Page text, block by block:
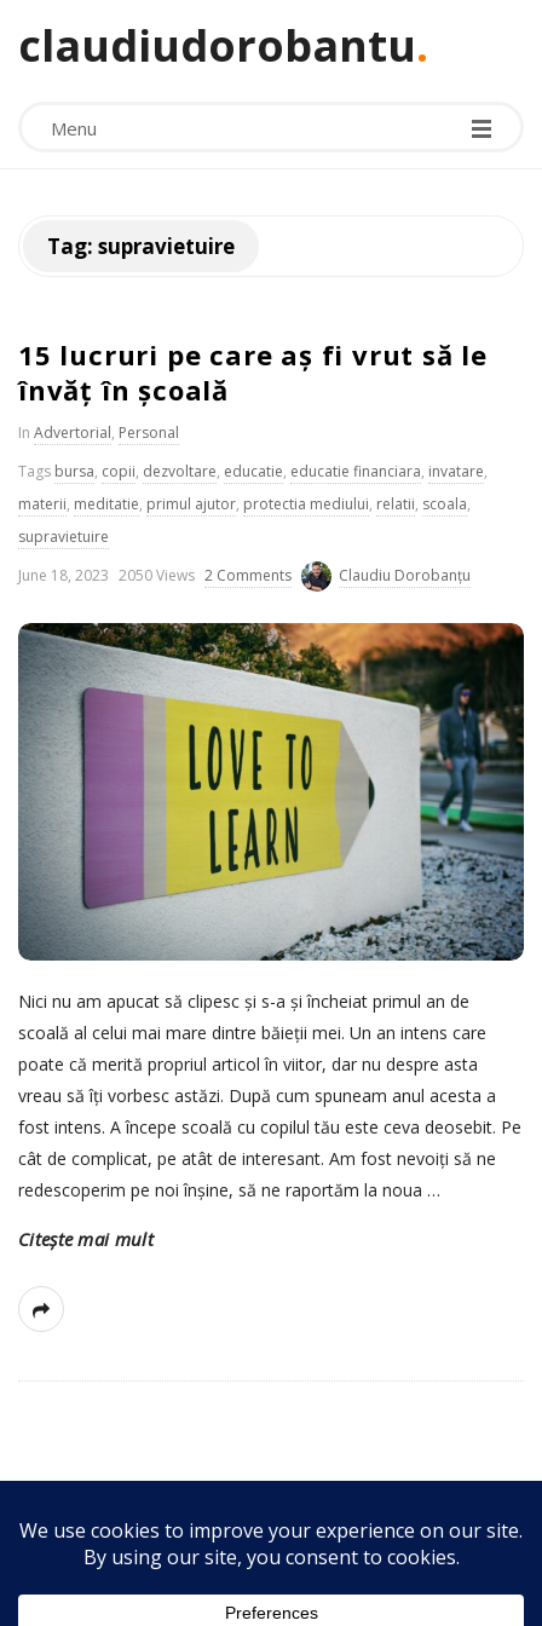
claudiudorobantu.
Menu
Tag: supravietuire
15 lucruri pe care aș fi vrut să le
învăț în școală
In Advertorial, Personal
Tags bursa, copii, dezvoltare, educatie, educatie financiara, invatare,
materii, meditatie, primul ajutor, protectia mediului, relatii, scoala,
supravietuire
P
b
June 18, 2023 2050 Views 2 Comments Claudiu Dorobanțu
Nici nu am apucat să clipesc și s-a și încheiat primul an de
scoală al celui mai mare dintre băieții mei. Un an intens care
poate că merită propriul articol în viitor, dar nu despre asta
vreau să îți vorbesc astăzi. După cum spuneam anul acesta a
fost intens. A începe scoală cu copilul tău este ceva deosebit. Pe
cât de complicat, pe atât de interesant. Am fost nevoiți să ne
redescoperim pe noi înșine, să ne raportăm la noua …
Citește mai mult